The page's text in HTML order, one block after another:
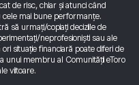
de risc, chiar și atunci când
cele mai bune performanțe.
să urmați/copiați deciziile de
neprofesioniști sau ale
situație financiară poate diferi de
unui membru al Comunității eToro
viitoare.